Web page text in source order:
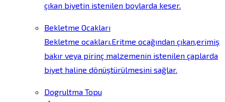
çıkan biyetin istenilen boylarda keser.
Bekletme Ocakları
Bekletme ocakları.Eritme ocağından çıkan,erimiş
bakır veya pirinç malzemenin istenilen çaplarda
biyet haline dönüştürülmesini sağlar.
Dogrultma Topu